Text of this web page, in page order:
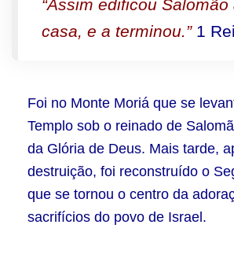
“Assim edificou Salomão
casa, e a terminou.” 1
Foi no Monte Moriá que se
Templo sob o reinado de
da Glória de Deus. Mais tarde,
destruição, foi reconstruído o
que se tornou o centro da
sacrifícios do povo de Israel.